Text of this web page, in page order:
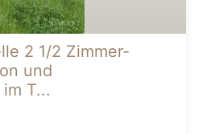
2 1/2 Zimmer-
und
T...